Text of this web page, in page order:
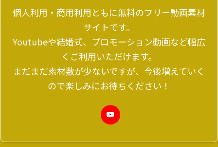
個人利用・商用利用ともに無料のフリー動画素材
サイトです。
Youtubeや結婚式、プロモーション動画など幅広
くご利用いただけます。
まだまだ素材数が少ないですが、今後増えていく
ので楽しみにお待ちください！